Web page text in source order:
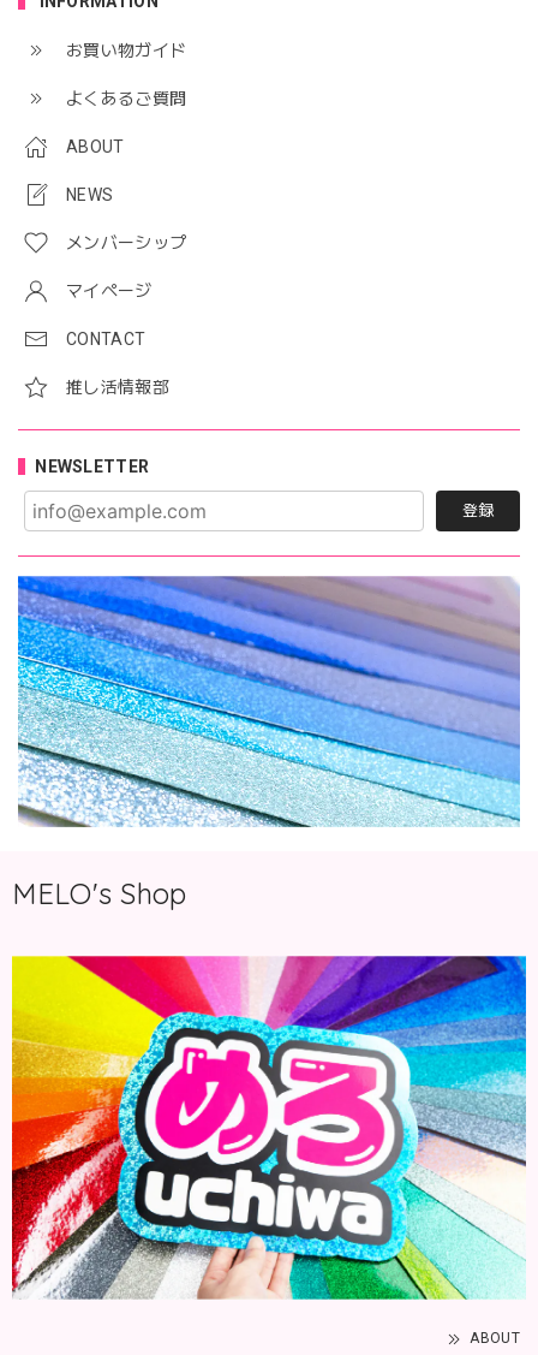
お買い物ガイド
よくあるご質問
ABOUT
NEWS
メンバーシップ
マイページ
CONTACT
推し活情報部
NEWSLETTER
登録
MELO's Shop
ABOUT